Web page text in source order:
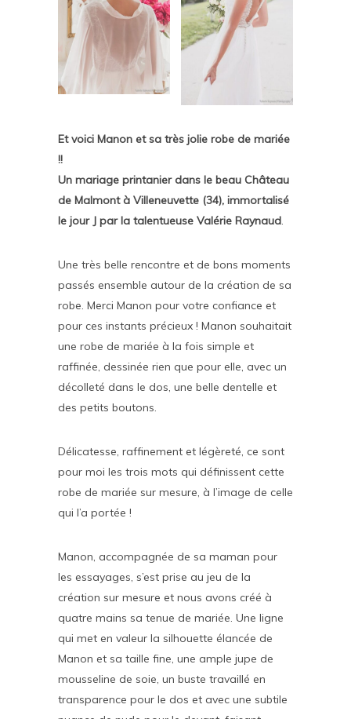
Et voici Manon et sa très jolie robe de mariée
!!
Un mariage printanier dans le beau Château
de Malmont à Villeneuvette (34), immortalisé
le jour J par la talentueuse Valérie Raynaud.
Une très belle rencontre et de bons moments
passés ensemble autour de la création de sa
robe. Merci Manon pour votre confiance et
pour ces instants précieux ! Manon souhaitait
une robe de mariée à la fois simple et
raffinée, dessinée rien que pour elle, avec un
décolleté dans le dos, une belle dentelle et
des petits boutons.
Délicatesse, raffinement et légèreté, ce sont
pour moi les trois mots qui définissent cette
robe de mariée sur mesure, à l’image de celle
qui l’a portée !
Manon, accompagnée de sa maman pour
les essayages, s’est prise au jeu de la
création sur mesure et nous avons créé à
quatre mains sa tenue de mariée. Une ligne
qui met en valeur la silhouette élancée de
Manon et sa taille fine, une ample jupe de
mousseline de soie, un buste travaillé en
transparence pour le dos et avec une subtile